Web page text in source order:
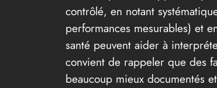
contrôlé, en notant
performances mesurables) et
santé peuvent aider à
convient de rappeler que des
beaucoup mieux documentés